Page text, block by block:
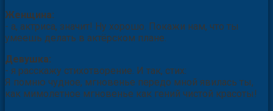
Женщина:
- а, актриса, значит! Ну хорошо. Покажи нам, что ты
умеешь делать в актёрском плане.
Девушка:
- я расскажу стихотворение. И так, стих:
Я помню чудное, мгновенье передо мной явилась ты,
как мимолетное мгновенье как гений чистой красоты!